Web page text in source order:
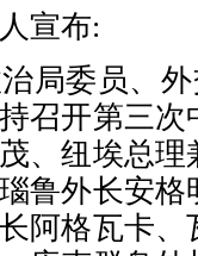
宣布:
局委员、
召开第三
、纽埃总
鲁外长安
阿格瓦卡